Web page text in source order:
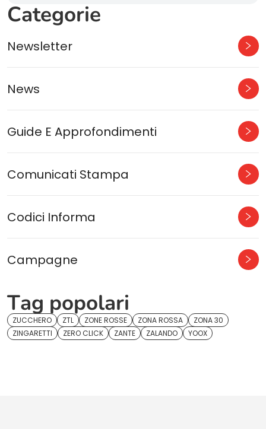
Categorie
Newsletter
News
Guide E Approfondimenti
Comunicati Stampa
Codici Informa
Campagne
Tag popolari
ZUCCHERO ZTL ZONE ROSSE ZONA ROSSA
ZONA 30
ZINGARETTI
ZERO CLICK ZANTE ZALANDO YOOX